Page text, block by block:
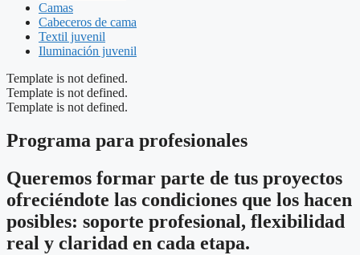
Camas
Cabeceros de cama
Textil juvenil
Iluminación juvenil
Template is not defined.
Template is not defined.
Template is not defined.
Programa para profesionales
Queremos formar parte de tus proyectos
ofreciéndote las condiciones que los hacen
posibles: soporte profesional, flexibilidad
real y claridad en cada etapa.